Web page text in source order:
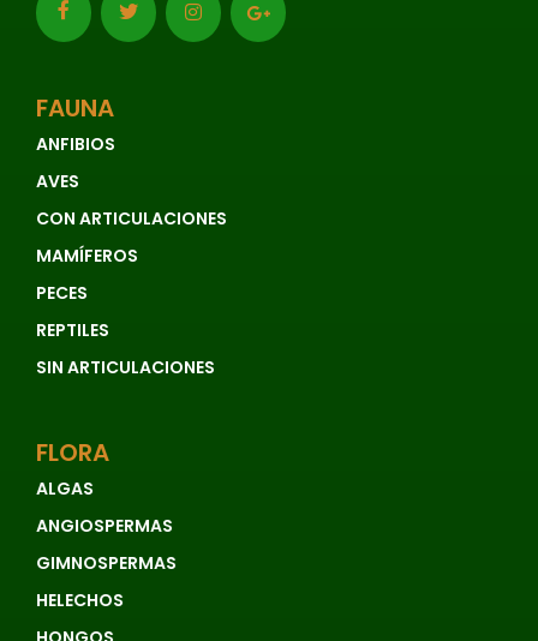
FAUNA
ANFIBIOS
AVES
CON ARTICULACIONES
MAMÍFEROS
PECES
REPTILES
SIN ARTICULACIONES
FLORA
ALGAS
ANGIOSPERMAS
GIMNOSPERMAS
HELECHOS